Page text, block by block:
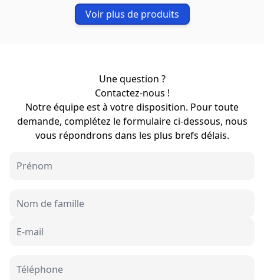
Voir plus de produits
Une question ?
Contactez-nous !
Notre équipe est à votre disposition. Pour toute
demande, complétez le formulaire ci-dessous, nous
vous répondrons dans les plus brefs délais.